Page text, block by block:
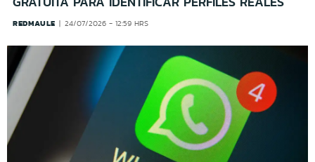
REDMAULE 24/07/2026 - 12:59 HRS